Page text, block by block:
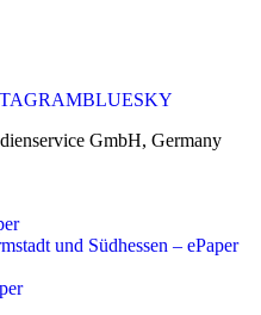
BLUESKY
GmbH, Germany
und Südhessen – ePaper